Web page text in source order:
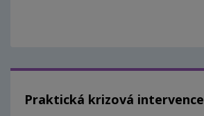
Praktická krizová intervence